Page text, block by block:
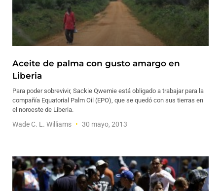
Aceite de palma con gusto amargo en
Liberia
Para poder sobrevivir, Sackie Qwemie está obligado a trabajar para la
compañía Equatorial Palm Oil (EPO), que se quedó con sus tierras en
el noroeste de Liberia.
Wade C. L. Williams 30 mayo, 2013